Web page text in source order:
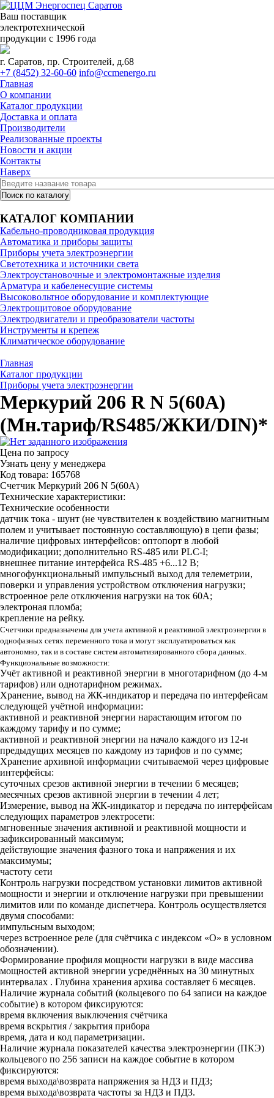
Ваш поставщик
электротехнической
продукции с 1996 года
г. Саратов, пр. Строителей, д.68
+7 (8452) 32-60-60 info@ccmenergo.ru
Главная
О компании
Каталог продукции
Доставка и оплата
Производители
Реализованные проекты
Новости и акции
Контакты
Наверх
КАТАЛОГ КОМПАНИИ
Кабельно-проводниковая продукция
Автоматика и приборы защиты
Приборы учета электроэнергии
Светотехника и источники света
Электроустановочные и электромонтажные изделия
Арматура и кабеленесущие системы
Высоковольтное оборудование и комплектующие
Электрощитовое оборудование
Электродвигатели и преобразователи частоты
Инструменты и крепеж
Климатическое оборудование
Главная
Каталог продукции
Приборы учета электроэнергии
Меркурий 206 R N 5(60А)
(Мн.тариф/RS485/ЖКИ/DIN)*
Цена по запросу
Узнать цену у менеджера
Код товара: 165768
Счетчик Меркурий 206 N 5(60А)
Технические характеристики:
Технические особенности
датчик тока - шунт (не чувствителен к воздействию магнитным
полем и учитывает постоянную составляющую) в цепи фазы;
наличие цифровых интерфейсов: оптопорт в любой
модификации; дополнительно RS-485 или PLC-I;
внешнее питание интерфейса RS-485 +6...12 В;
многофункциональный импульсный выход для телеметрии,
поверки и управления устройством отключения нагрузки;
встроенное реле отключения нагрузки на ток 60А;
электроная пломба;
крепление на рейку.
Счетчики предназначены для учета активной и реактивной электроэнергии в
однофазных сетях переменного тока и могут эксплуатироваться как
автономно, так и в составе систем автоматизированного сбора данных.
Функциональные возможности:
Учёт активной и реактивной энергии в многотарифном (до 4-м
тарифов) или однотарифном режимах.
Хранение, вывод на ЖК-индикатор и передача по интерфейсам
следующей учётной информации:
активной и реактивной энергии нарастающим итогом по
каждому тарифу и по сумме;
активной и реактивной энергии на начало каждого из 12-и
предыдущих месяцев по каждому из тарифов и по сумме;
Хранение архивной информации считываемой через цифровые
интерфейсы:
суточных срезов активной энергии в течении 6 месяцев;
месячных срезов активной энергии в течении 4 лет;
Измерение, вывод на ЖК-индикатор и передача по интерфейсам
следующих параметров электросети:
мгновенные значения активной и реактивной мощности и
зафиксированный максимум;
действующие значения фазного тока и напряжения и их
максимумы;
частоту сети
Контроль нагрузки посредством установки лимитов активной
мощности и энергии и отключение нагрузки при превышении
лимитов или по команде диспетчера. Контроль осуществляется
двумя способами:
импульсным выходом;
через встроенное реле (для счётчика с индексом «О» в условном
обозначении).
Формирование профиля мощности нагрузки в виде массива
мощностей активной энергии усреднённых на 30 минутных
интервалах . Глубина хранения архива составляет 6 месяцев.
Наличие журнала событий (кольцевого по 64 записи на каждое
событие) в котором фиксируются:
время включения выключения счётчика
время вскрытия / закрытия прибора
время, дата и код параметризации.
Наличие журнала показателей качества электроэнергии (ПКЭ)
кольцевого по 256 записи на каждое событие в котором
фиксируются:
время выхода\возврата напряжения за НДЗ и ПДЗ;
время выхода\возврата частоты за НДЗ и ПДЗ.